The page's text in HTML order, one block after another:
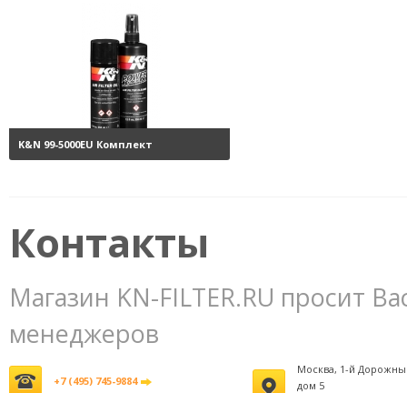
K&N 99-5000EU Комплект
Контакты
Магазин KN-FILTER.RU просит
менеджеров
+7 (495) 745-9884
Москва, 1-й
дом 5